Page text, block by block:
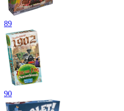
89
90